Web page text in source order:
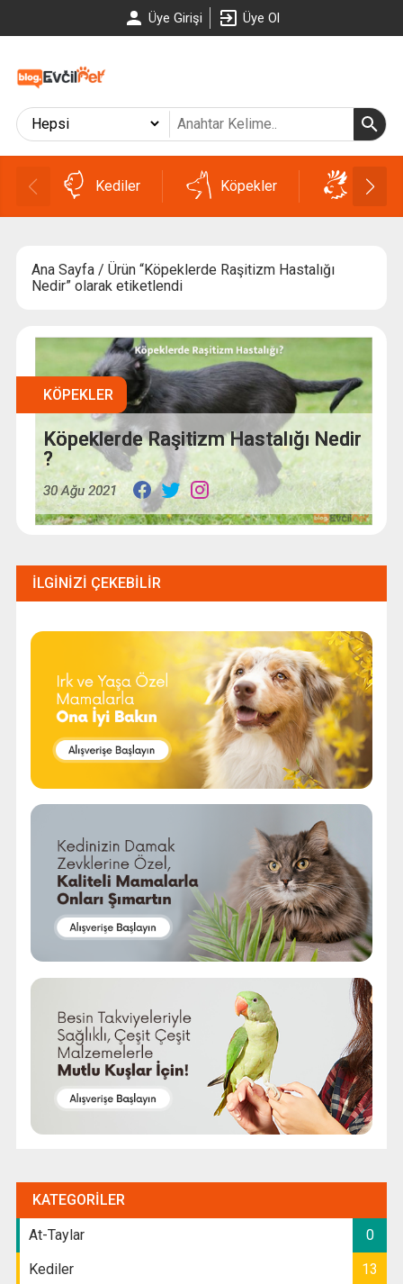
Üye Girişi Üye Ol
Kediler Köpekler Kuşlar
Ana Sayfa / Ürün “Köpeklerde Raşitizm Hastalığı
Nedir” olarak etiketlendi
KÖPEKLER
Köpeklerde Raşitizm Hastalığı Nedir
?
30 Ağu 2021
İLGINIZI ÇEKEBILIR
KATEGORILER
At-Taylar
0
Kediler
13